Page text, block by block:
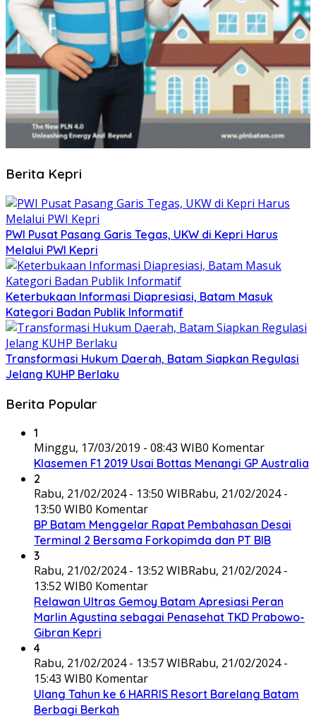
Berita Kepri
PWI Pusat Pasang Garis Tegas, UKW di Kepri Harus
Melalui PWI Kepri
Keterbukaan Informasi Diapresiasi, Batam Masuk
Kategori Badan Publik Informatif
Transformasi Hukum Daerah, Batam Siapkan Regulasi
Jelang KUHP Berlaku
Berita Popular
1
Minggu, 17/03/2019 - 08:43 WIB0 Komentar
Klasemen F1 2019 Usai Bottas Menangi GP Australia
2
Rabu, 21/02/2024 - 13:50 WIBRabu, 21/02/2024 -
13:50 WIB0 Komentar
BP Batam Menggelar Rapat Pembahasan Desai
Terminal 2 Bersama Forkopimda dan PT BIB
3
Rabu, 21/02/2024 - 13:52 WIBRabu, 21/02/2024 -
13:52 WIB0 Komentar
Relawan Ultras Gemoy Batam Apresiasi Peran
Marlin Agustina sebagai Penasehat TKD Prabowo-
Gibran Kepri
4
Rabu, 21/02/2024 - 13:57 WIBRabu, 21/02/2024 -
15:43 WIB0 Komentar
Ulang Tahun ke 6 HARRIS Resort Barelang Batam
Berbagi Berkah